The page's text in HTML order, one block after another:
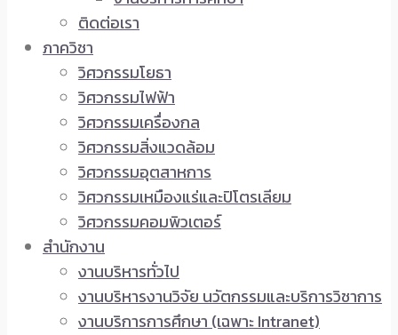
ติดต่อเรา
ภาควิชา
วิศวกรรมโยธา
วิศวกรรมไฟฟ้า
วิศวกรรมเครื่องกล
วิศวกรรมสิ่งแวดล้อม
วิศวกรรมอุตสาหการ
วิศวกรรมเหมืองแร่และปิโตรเลียม
วิศวกรรมคอมพิวเตอร์
สำนักงาน
งานบริหารทั่วไป
งานบริหารงานวิจัย นวัตกรรมและบริการวิชาการ
งานบริการการศึกษา (เฉพาะ Intranet)